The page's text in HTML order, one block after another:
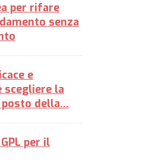
per rifare
senza
e
scegliere la
posto della…
per il